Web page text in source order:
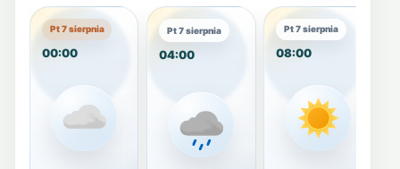
Pt 7 sierpnia
00:00
Pt 7 sierpnia
04:00
Pt 7 sierpnia
08:00